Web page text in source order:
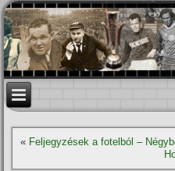
« Feljegyzések a fotelból –